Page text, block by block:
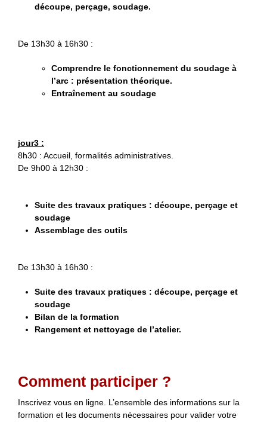
découpe, perçage, soudage.
De 13h30 à 16h30 :
Comprendre le fonctionnement du soudage à
l’arc : présentation théorique.
Entraînement au soudage
jour3 :
8h30 : Accueil, formalités administratives.
De 9h00 à 12h30 :
Suite des travaux pratiques : découpe, perçage et
soudage
Assemblage des outils
De 13h30 à 16h30 :
Suite des travaux pratiques : découpe, perçage et
soudage
Bilan de la formation
Rangement et nettoyage de l’atelier.
Comment participer ?
Inscrivez vous en ligne. L’ensemble des informations sur la
formation et les documents nécessaires pour valider votre